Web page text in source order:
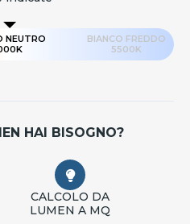
NEUTRO
BIANCO FREDDO
5500K
HAI BISOGNO?
CALCOLO DA
LUMEN A MQ